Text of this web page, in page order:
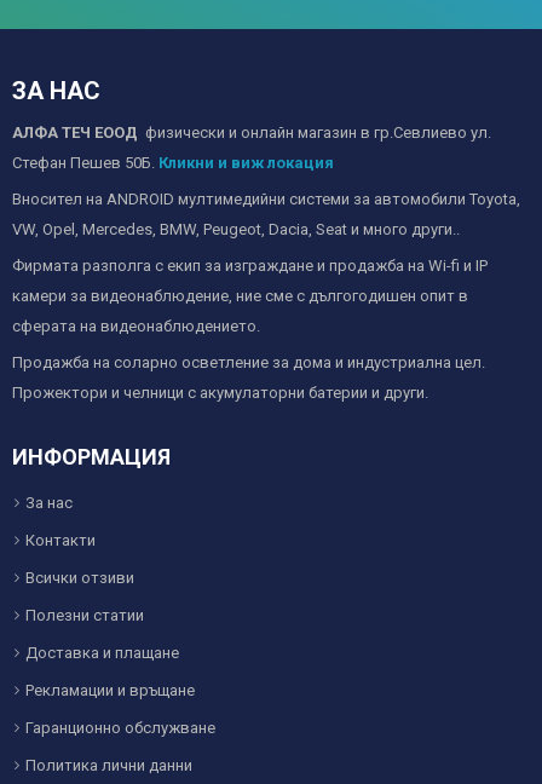
ЗА НАС
АЛФА ТЕЧ ЕООД физически и онлайн магазин в гр.Севлиево ул.
Стефан Пешев 50Б. Кликни и виж локация
Вносител на ANDROID мултимедийни системи за автомобили Toyota,
VW, Opel, Mercedes, BMW, Peugeot, Dacia, Seat и много други..
Фирмата разполга с екип за изграждане и продажба на Wi-fi и IP
камери за видеонаблюдение, ние сме с дългогодишен опит в
сферата на видеонаблюдението.
Продажба на соларно осветление за дома и индустриална цел.
Прожектори и челници с акумулаторни батерии и други.
ИНФОРМАЦИЯ
За нас
Контакти
Всички отзиви
Полезни статии
Доставка и плащане
Рекламации и връщане
Гаранционно обслужване
Политика лични данни